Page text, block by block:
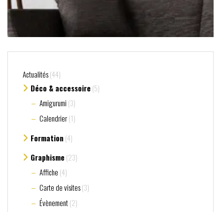
Actualités(44)
Déco & accessoire (5)
Amigurumi (3)
Calendrier(1)
Formation (4)
Graphisme (23)
Affiche (4)
Carte de visites(3)
Évènement(2)